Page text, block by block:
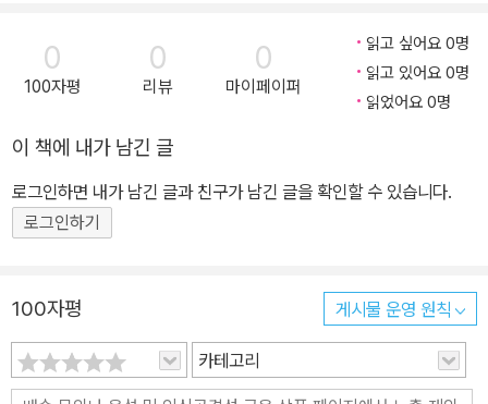
0
100자평
0
리뷰
0
마이페이퍼
읽고 싶어요 0명
읽고 있어요 0명
읽었어요 0명
이 책에 내가 남긴 글
로그인하면 내가 남긴 글과 친구가 남긴 글을 확인할 수 있습니다.
로그인하기
100자평 게시물 운영 원칙
카테고리